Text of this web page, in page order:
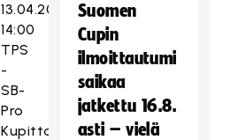
13.04.2019
14:00
TPS
-
SB-
Pro
Kupittaan
Suomen
Cupin
ilmoittautumi
saikaa
jatkettu 16.8.
asti – vielä